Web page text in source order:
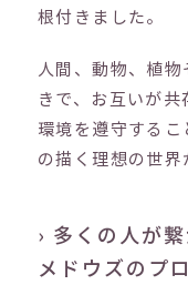
根付きました。
人間、動物、植
きで、お互いが
環境を遵守する
の描く理想の世界
› 多くの人が
メドウズのプ